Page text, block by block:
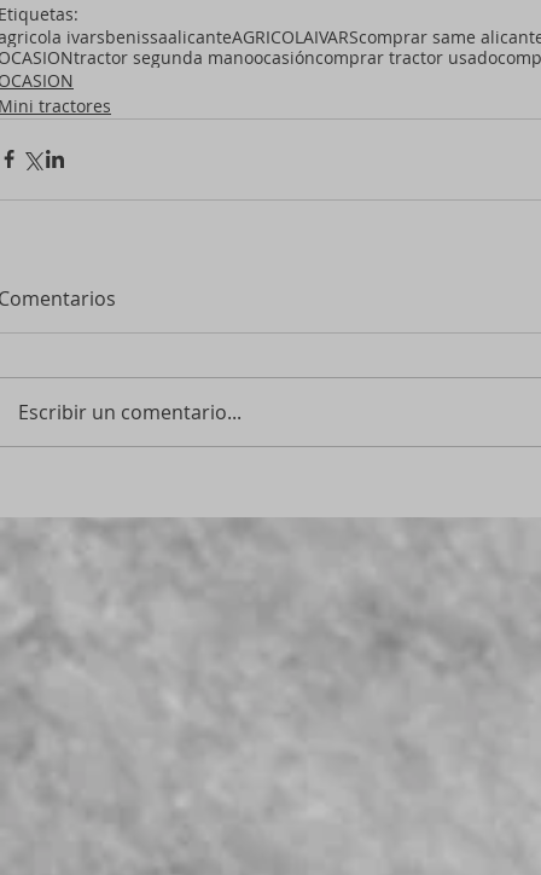
ivarsbenissaalicanteAGRICOLAIVARScomprar same
tractor segunda manoocasióncomprar tractor usado
tractores
Escribir un comentario...